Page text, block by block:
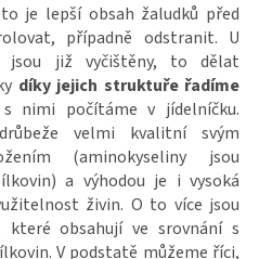
je lepší obsah žaludků před
případně odstranit. U
jsou již vyčištěny, to dělat
díky jejich struktuře řadíme
počítáme v jídelníčku.
velmi kvalitní svým
(aminokyseliny jsou
a výhodou je i vysoká
živin. O to více jsou
které obsahují ve srovnání s
V podstatě můžeme říci,